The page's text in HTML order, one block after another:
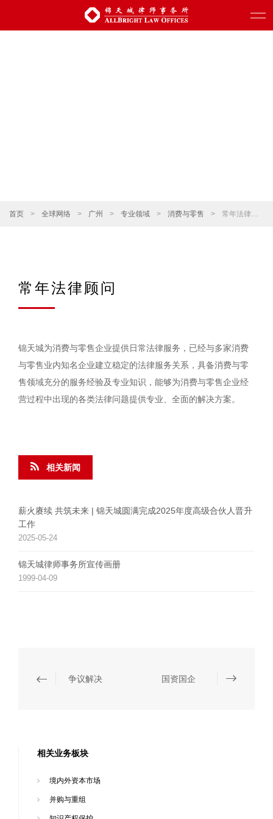
首页 > 全球网络 > 广州 > 专业领域 > 消费与零售 > 常年法律顾问
常年法律顾问
锦天城为消费与零售企业提供日常法律服务，已经与多家消费
与零售业内知名企业建立稳定的法律服务关系，具备消费与零
售领域充分的服务经验及专业知识，能够为消费与零售企业经
营过程中出现的各类法律问题提供专业、全面的解决方案。
相关新闻
薪火赓续 共筑未来 | 锦天城圆满完成2025年度高级合伙人晋升
工作
2025-05-24
锦天城律师事务所宣传画册
1999-04-09
争议解决 国资国企
相关业务板块
境内外资本市场
并购与重组